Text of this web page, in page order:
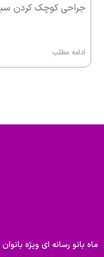
جراحی کوچک کردن
ادامه مطلب
ماه بانو رسانه ای ویژه